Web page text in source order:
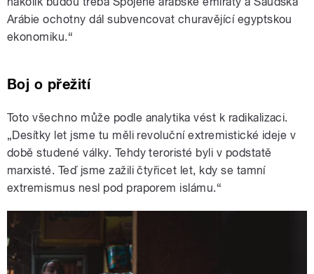
Arábie ochotny dál subvencovat churavějící egyptskou
ekonomiku.“
Boj o přežití
Toto všechno může podle analytika vést k radikalizaci.
„Desítky let jsme tu měli revoluční extremistické ideje v
době studené války. Tehdy teroristé byli v podstatě
marxisté. Teď jsme zažili čtyřicet let, kdy se tamní
extremismus nesl pod praporem islámu.“